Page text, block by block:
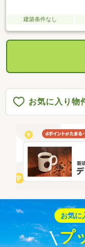
建築条件なし
お気に入り物
お気に
プ